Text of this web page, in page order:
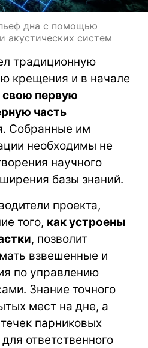
дна с помощью
акустических систем
традиционную
крещения и в начале
свою первую
часть
. Собранные им
необходимы не
научного
базы знаний.
проекта,
того, как устроены
, позволит
взвешенные и
по управлению
Знание точного
мест на дне, а
парниковых
ответственного